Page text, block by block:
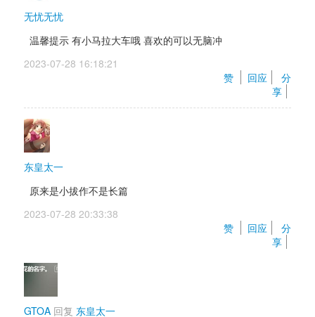
无忧无忧
温馨提示 有小马拉大车哦 喜欢的可以无脑冲
2023-07-28 16:18:21
赞
回应
分
享
东皇太一
原来是小拔作不是长篇
2023-07-28 20:33:38
赞
回应
分
享
GTOA 回复 东皇太一